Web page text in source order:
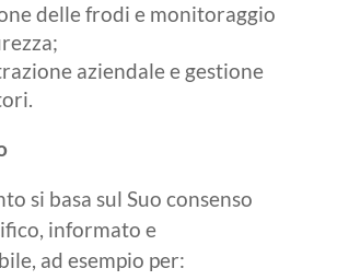
delle frodi e monitoraggio
aziendale e gestione
si basa sul Suo consenso
informato e
ad esempio per: